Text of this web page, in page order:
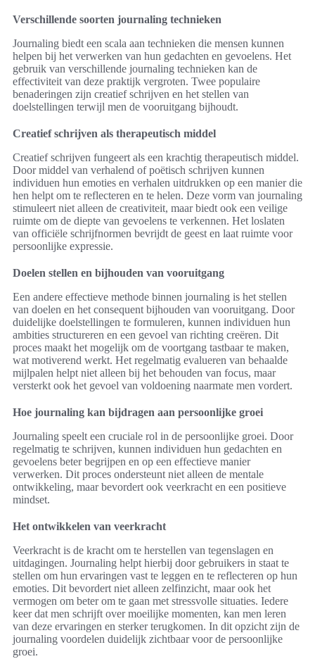
Verschillende soorten journaling technieken
Journaling biedt een scala aan technieken die mensen kunnen
helpen bij het verwerken van hun gedachten en gevoelens. Het
gebruik van verschillende journaling technieken kan de
effectiviteit van deze praktijk vergroten. Twee populaire
benaderingen zijn creatief schrijven en het stellen van
doelstellingen terwijl men de vooruitgang bijhoudt.
Creatief schrijven als therapeutisch middel
Creatief schrijven fungeert als een krachtig therapeutisch middel.
Door middel van verhalend of poëtisch schrijven kunnen
individuen hun emoties en verhalen uitdrukken op een manier die
hen helpt om te reflecteren en te helen. Deze vorm van journaling
stimuleert niet alleen de creativiteit, maar biedt ook een veilige
ruimte om de diepte van gevoelens te verkennen. Het loslaten
van officiële schrijfnormen bevrijdt de geest en laat ruimte voor
persoonlijke expressie.
Doelen stellen en bijhouden van vooruitgang
Een andere effectieve methode binnen journaling is het stellen
van doelen en het consequent bijhouden van vooruitgang. Door
duidelijke doelstellingen te formuleren, kunnen individuen hun
ambities structureren en een gevoel van richting creëren. Dit
proces maakt het mogelijk om de voortgang tastbaar te maken,
wat motiverend werkt. Het regelmatig evalueren van behaalde
mijlpalen helpt niet alleen bij het behouden van focus, maar
versterkt ook het gevoel van voldoening naarmate men vordert.
Hoe journaling kan bijdragen aan persoonlijke groei
Journaling speelt een cruciale rol in de persoonlijke groei. Door
regelmatig te schrijven, kunnen individuen hun gedachten en
gevoelens beter begrijpen en op een effectieve manier
verwerken. Dit proces ondersteunt niet alleen de mentale
ontwikkeling, maar bevordert ook veerkracht en een positieve
mindset.
Het ontwikkelen van veerkracht
Veerkracht is de kracht om te herstellen van tegenslagen en
uitdagingen. Journaling helpt hierbij door gebruikers in staat te
stellen om hun ervaringen vast te leggen en te reflecteren op hun
emoties. Dit bevordert niet alleen zelfinzicht, maar ook het
vermogen om beter om te gaan met stressvolle situaties. Iedere
keer dat men schrijft over moeilijke momenten, kan men leren
van deze ervaringen en sterker terugkomen. In dit opzicht zijn de
journaling voordelen duidelijk zichtbaar voor de persoonlijke
groei.